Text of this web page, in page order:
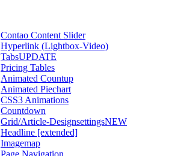
Contao Content Slider
Hyperlink (Lightbox-Video)
TabsUPDATE
Pricing Tables
Animated Countup
Animated Piechart
CSS3 Animations
Countdown
Grid/Article-DesignsettingsNEW
Headline [extended]
Imagemap
Page Navigation